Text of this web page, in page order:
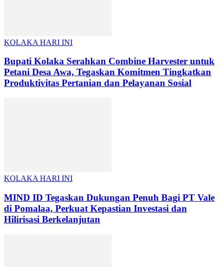
KOLAKA HARI INI
Bupati Kolaka Serahkan Combine Harvester untuk
Petani Desa Awa, Tegaskan Komitmen Tingkatkan
Produktivitas Pertanian dan Pelayanan Sosial
KOLAKA HARI INI
MIND ID Tegaskan Dukungan Penuh Bagi PT Vale
di Pomalaa, Perkuat Kepastian Investasi dan
Hilirisasi Berkelanjutan